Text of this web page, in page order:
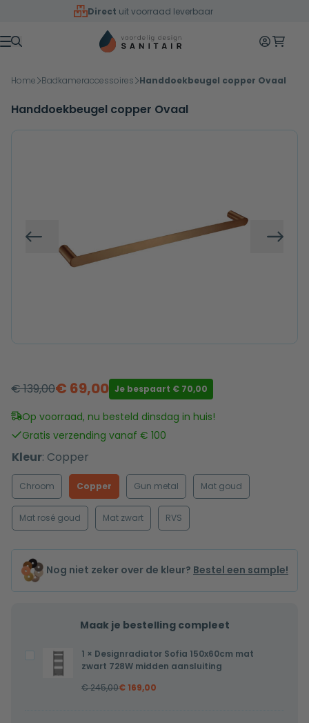
Overslaan naar inhoud
Direct uit voorraad leverbaar
Menu
Mijn
Home Badkameraccessoires Handdoekbeugel copper Ovaal
Handdoekbeugel copper Ovaal
Vorige
€139,00
Oorspronkelijke
prijs
was:
€ 69,00
Huidige
prijs
is:
Je bespaart € 70,00
Op voorraad, nu besteld dinsdag in huis!
Gratis verzending vanaf € 100
Kleur: Copper
Chroom Copper Gun metal Mat goud
Mat rosé goud Mat zwart RVS
Nog niet zeker over de kleur? Bestel een sample!
Maak je bestelling compleet
Designradiator
Sofia
150x60cm
1 × Designradiator Sofia 150x60cm mat
zwart 728W midden aansluiting
€245,00€ 169,00